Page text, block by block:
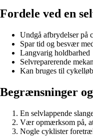
Fordele ved en
Undgå afbrydelser på
Spar tid og besvær
Langvarig holdbarhed
Selvreparerende
Kan bruges til
Begrænsninger
En selvlappende
Vær opmærksom på,
Nogle cyklister